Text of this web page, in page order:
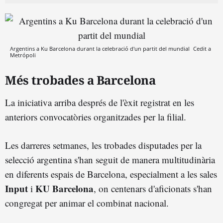
Argentins a Ku Barcelona durant la celebració d'un partit del mundial Cedit a
Metrópoli
Més trobades a Barcelona
La iniciativa arriba després de l'èxit registrat en les
anteriors convocatòries organitzades per la filial.
Les darreres setmanes, les trobades disputades per la
selecció argentina s'han seguit de manera multitudinària
en diferents espais de Barcelona, especialment a les sales
Input i KU Barcelona, on centenars d'aficionats s'han
congregat per animar el combinat nacional.